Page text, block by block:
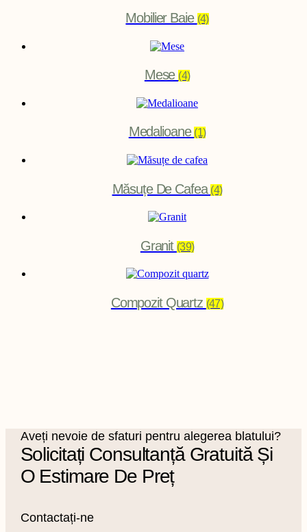
Mobilier Baie (4)
Mese(4)
Medalioane(1)
Măsuțe De Cafea(4)
Granit (39)
Compozit Quartz (47)
Aveți nevoie de sfaturi pentru alegerea blatului?
Solicitați Consultanță Gratuită Și
O Estimare De Preț
Contactați-ne